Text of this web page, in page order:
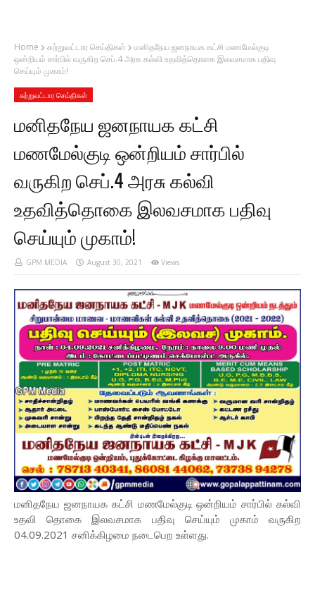
Home சுற்றுவட்டார செய்திகள்
மனிதநேய ஜனநாயக கட்சி மணமேல்குடி
ஒன்றியம் சார்பில் வருகிற செப்.4 அரசு கல்வி உதவித்தொகை இலவசமாக பதிவு
செய்யும் முகாம்!
சுற்றுவட்டார செய்திகள்
மனிதநேய ஜனநாயக கட்சி
மணமேல்குடி ஒன்றியம் சார்பில்
வருகிற செப்.4 அரசு கல்வி
உதவித்தொகை இலவசமாக பதிவு
செய்யும் முகாம்!
GPM MEDIA August 30, 2021 Views
மனிதநேய ஜனநாயக கட்சி மணமேல்குடி ஒன்றியம் சார்பில் கல்வி
உதவி தொகை இலவசமாக பதிவு செய்யும் முகாம் வருகிற
04.09.2021 சனிக்கிழமை நடைபெற உள்ளது.